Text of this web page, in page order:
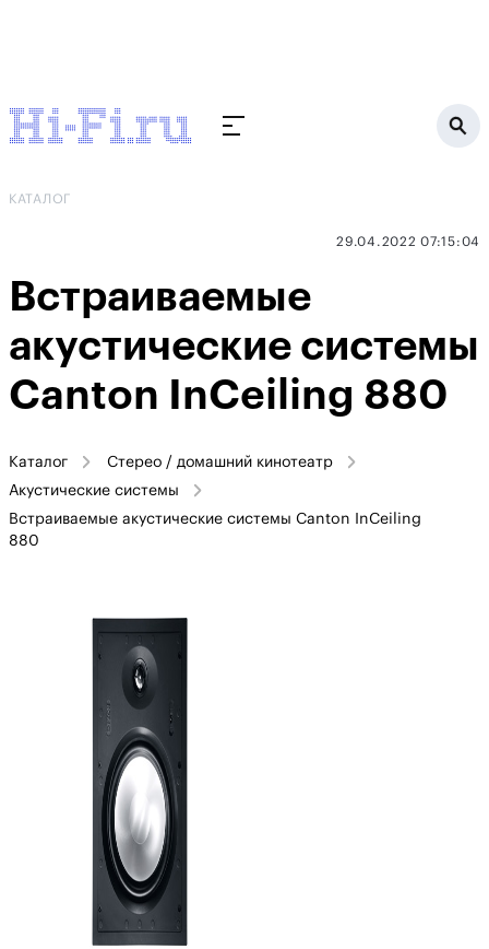
КАТАЛОГ
29.04.2022 07:15:04
Встраиваемые
акустические системы
Canton InCeiling 880
Каталог
Стерео / домашний кинотеатр
Акустические системы
Встраиваемые акустические системы Canton InCeiling
880